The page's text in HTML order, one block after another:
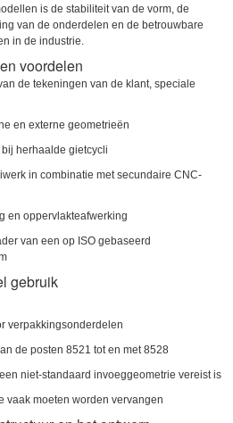
is de stabiliteit van de vorm, de
van de onderdelen en de betrouwbare
in de industrie.
voordelen
de tekeningen van de klant, speciale
en externe geometrieën
herhaalde gietcycli
in combinatie met secundaire CNC-
en oppervlakteafwerking
van een op ISO gebaseerd
gebruik
verpakkingsonderdelen
de posten 8521 tot en met 8528
niet-standaard invoeggeometrie vereist is
vaak moeten worden vervangen